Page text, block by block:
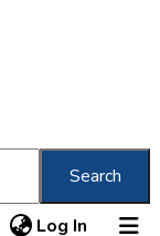
Search
Log In (current)